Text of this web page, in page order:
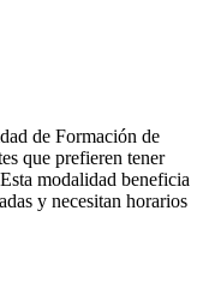
de Formación de
que prefieren tener
modalidad beneficia
y necesitan horarios